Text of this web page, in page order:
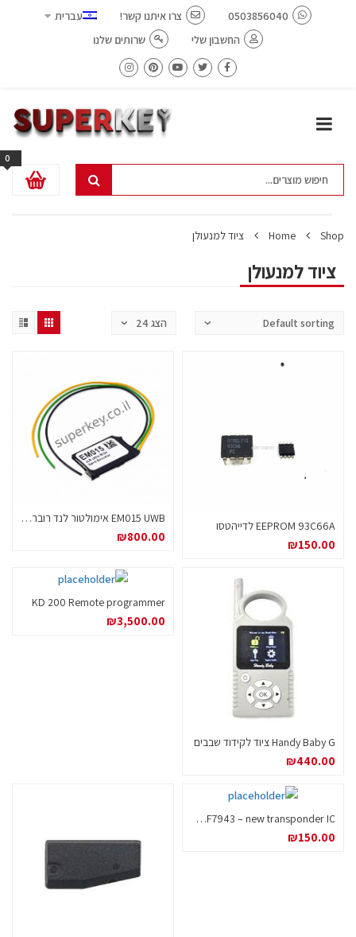
0503856040 צרו איתנו קשר!
עברית
החשבון שלי
שרותים שלנו
0
Home Shop ציוד למנעולן
ציוד למנעולן
EEPROM 93C66A לדייהטסו
₪150.00
EM015 UWB אימולטור לנד רובר אבריטוס
₪800.00
Handy Baby G ציוד לקידוד שבבים
₪440.00
KD 200 Remote programmer
₪3,500.00
PCF7943 – new transponder IC שבב אימובילייזר BMW
₪150.00